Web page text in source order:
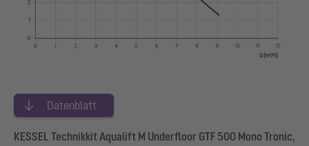
Datenblatt
KESSEL Technikkit Aqualift M Underfloor GTF 500 Mono Tronic,